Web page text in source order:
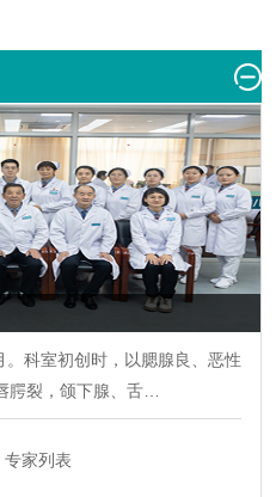
科室初创时，以腮腺良、恶性
腭裂，颌下腺、舌…
专家列表